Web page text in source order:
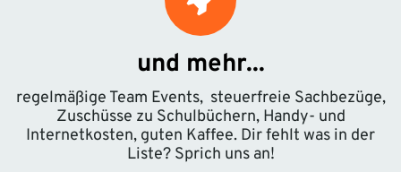
und mehr...
regelmäßige Team Events, steuerfreie Sachbezüge,
Zuschüsse zu Schulbüchern, Handy- und
Internetkosten, guten Kaffee. Dir fehlt was in der
Liste? Sprich uns an!